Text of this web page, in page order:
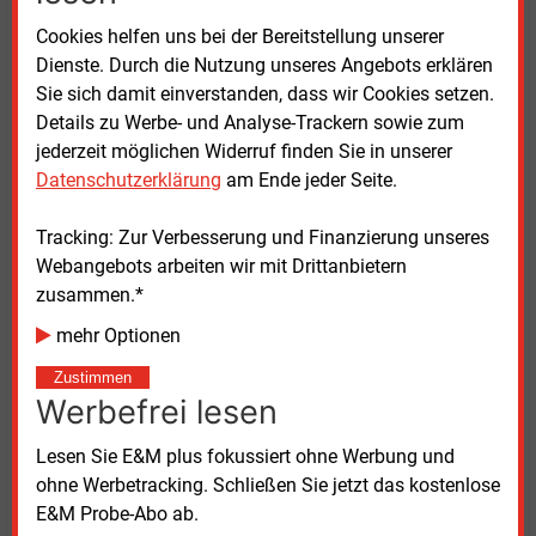
Cookies helfen uns bei der Bereitstellung unserer
Dienste. Durch die Nutzung unseres Angebots erklären
Sie sich damit einverstanden, dass wir Cookies setzen.
Details zu Werbe- und Analyse-Trackern sowie zum
jederzeit möglichen Widerruf finden Sie in unserer
Datenschutzerklärung am Ende jeder Seite.
Tracking: Zur Verbesserung und Finanzierung unseres
Webangebots arbeiten wir mit Drittanbietern
zusammen.*
mehr Optionen
Zustimmen
Werbefrei lesen
Lesen Sie E&M plus fokussiert ohne Werbung und
ohne Werbetracking. Schließen Sie jetzt das kostenlose
E&M Probe-Abo ab.
Positiv entwickelt sich hingegen der Speichermarkt.
In Brandenburg stieg die installierte nutzbare
Kapazität von Batteriespeichern 2025 auf 915 MWh,
ein Zuwachs von 32 Prozent gegenüber dem Vorjahr.
Speicher gelten als wichtiger Baustein für Flexibilität
und Versorgungssicherheit.
Boom auf Berliner Balkonen
Für die Hauptstadt Berlin meldete der Landesverband
einen Zuwachs 2025 von netto 95
64 Prozent der neu installierten Anlagen waren
Steckersolargeräte, besser als Balkonkraftwerke
bekannt, sie trugen aber nur etwa 10 Prozent zum
Leistungszuwachs bei. Insgesamt liegt der
Photovoltaik-Bestand bei rund 488